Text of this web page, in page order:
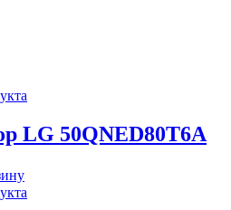
LG 50QNED80T6A